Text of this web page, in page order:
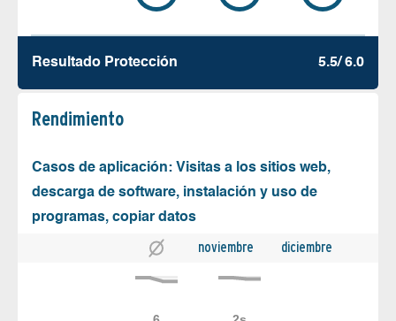
Resultado Protección 5.5/ 6.0
Rendimiento
Casos de aplicación: Visitas a los sitios web,
descarga de software, instalación y uso de
programas, copiar datos
noviembre diciembre